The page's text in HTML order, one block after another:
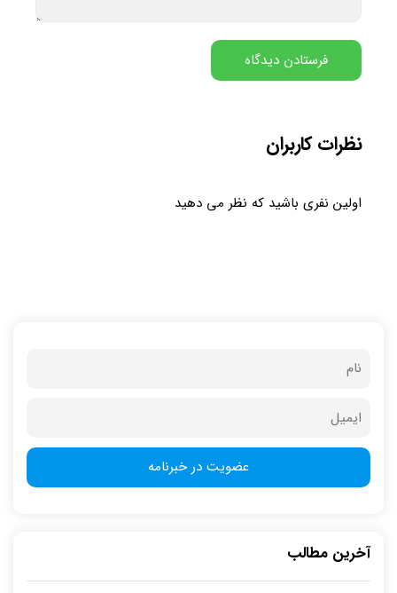
نظرات کاربران
اولین نفری باشید که نظر می دهید
آخرین مطالب